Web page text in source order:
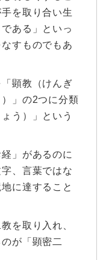
を取り合い生
ある」といっ
すものでもあ
顕教（けんぎ
」の2つに分類
う）」という
」があるのに
、言葉ではな
に達すること
を取り入れ、
が「顕密二